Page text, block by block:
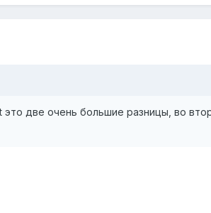
две очень большие разницы, во